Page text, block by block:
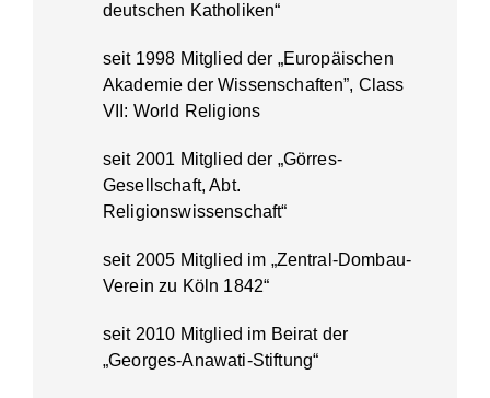
deutschen Katholiken“
seit 1998 Mitglied der „Europäischen
Akademie der Wissenschaften”, Class
VII: World Religions
seit 2001 Mitglied der „Görres-
Gesellschaft, Abt.
Religionswissenschaft“
seit 2005 Mitglied im „Zentral-Dombau-
Verein zu Köln 1842“
seit 2010 Mitglied im Beirat der
„Georges-Anawati-Stiftung“